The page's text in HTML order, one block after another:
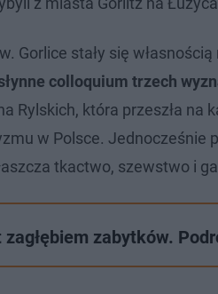
Gorlice stały się
colloquium trzech
Rylskich, która przeszła na
w Polsce. Jednocześnie
tkactwo, szewstwo i
zagłębiem zabytków.